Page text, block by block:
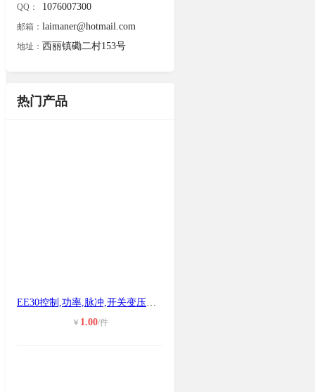
QQ： 1076007300
邮箱： laimaner@hotmail.com
地址： 西丽镇磡二村153号
热门产品
EE30控制,功率,脉冲,开关变压器销售
￥ 1.00/件